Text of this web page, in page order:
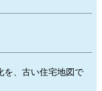
を、古い住宅地図で